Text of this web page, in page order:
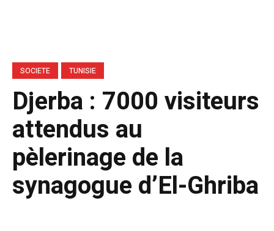
SOCIETE TUNISIE
Djerba : 7000 visiteurs
attendus au
pèlerinage de la
synagogue d’El-Ghriba